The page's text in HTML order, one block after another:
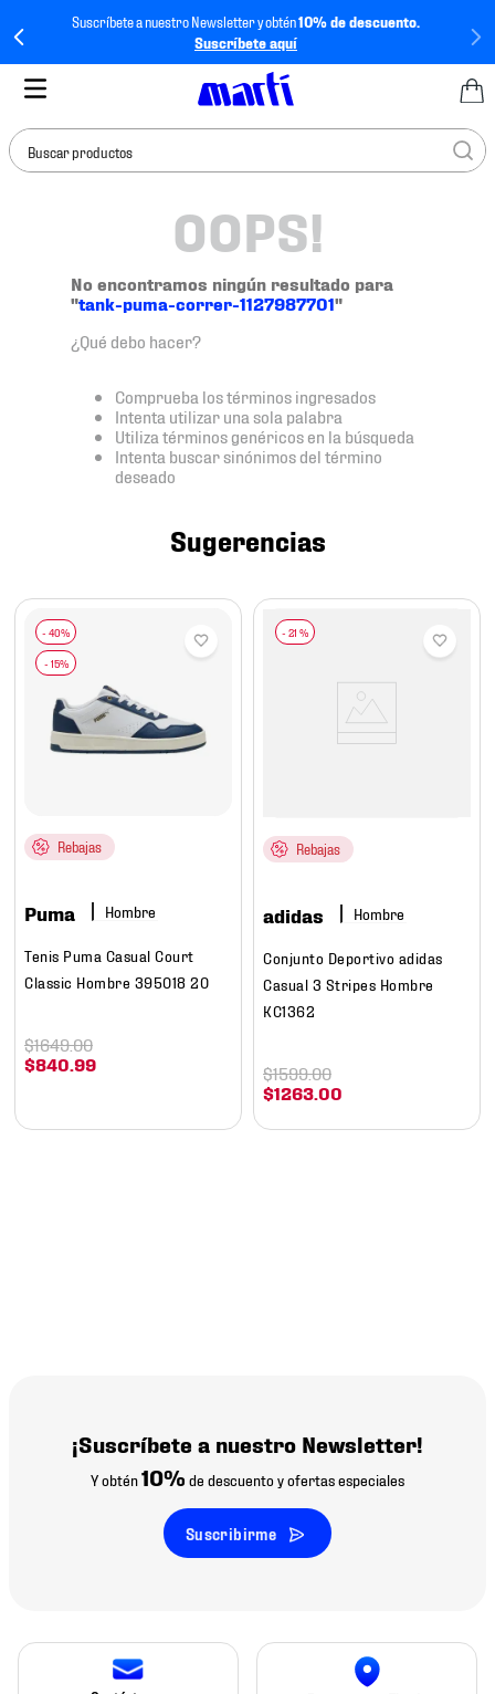
Suscríbete a nuestro Newsletter y obtén10% de descuento.
Suscríbete aquí
Buscar productos
OOPS!
No encontramos ningún resultado para
"tank-puma-correr-1127987701"
¿Qué debo hacer?
Comprueba los términos ingresados
Intenta utilizar una sola palabra
Utiliza términos genéricos en la búsqueda
Intenta buscar sinónimos del término
deseado
Sugerencias
Rebajas
Puma Hombre
Tenis Puma Casual Court
Classic Hombre 395018 20
$840.99
$1649.00
- 21 %
Rebajas
adidas Hombre
Conjunto Deportivo adidas
Casual 3 Stripes Hombre
KC1362
$1263.00
$1599.00
¡Suscríbete a nuestro Newsletter!
Y obtén10% de descuento y ofertas especiales
Suscribirme
tenis mujer
tenis hombre
tenis
tenis futbol
mochila
10. tenis nike